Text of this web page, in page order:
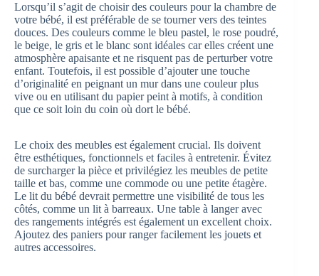
Lorsqu’il s’agit de choisir des couleurs pour la chambre de
votre bébé, il est préférable de se tourner vers des teintes
douces. Des couleurs comme le bleu pastel, le rose poudré,
le beige, le gris et le blanc sont idéales car elles créent une
atmosphère apaisante et ne risquent pas de perturber votre
enfant. Toutefois, il est possible d’ajouter une touche
d’originalité en peignant un mur dans une couleur plus
vive ou en utilisant du papier peint à motifs, à condition
que ce soit loin du coin où dort le bébé.
Le choix des meubles est également crucial. Ils doivent
être esthétiques, fonctionnels et faciles à entretenir. Évitez
de surcharger la pièce et privilégiez les meubles de petite
taille et bas, comme une commode ou une petite étagère.
Le lit du bébé devrait permettre une visibilité de tous les
côtés, comme un lit à barreaux. Une table à langer avec
des rangements intégrés est également un excellent choix.
Ajoutez des paniers pour ranger facilement les jouets et
autres accessoires.